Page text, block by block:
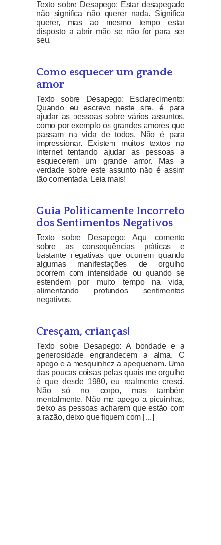
Texto sobre Desapego: Estar desapegado
não significa não querer nada. Significa
querer, mas ao mesmo tempo estar
disposto a abrir mão se não for para ser
seu.
Como esquecer um grande
amor
Texto sobre Desapego: Esclarecimento:
Quando eu escrevo neste site, é para
ajudar as pessoas sobre vários assuntos,
como por exemplo os grandes amores que
passam na vida de todos. Não é para
impressionar. Existem muitos textos na
internet tentando ajudar as pessoas a
esquecerem um grande amor. Mas a
verdade sobre este assunto não é assim
tão comentada. Leia mais!
Guia Politicamente Incorreto
dos Sentimentos Negativos
Texto sobre Desapego: Aqui comento
sobre as consequências práticas e
bastante negativas que ocorrem quando
algumas manifestações de orgulho
ocorrem com intensidade ou quando se
estendem por muito tempo na vida,
alimentando profundos sentimentos
negativos.
Cresçam, crianças!
Texto sobre Desapego: A bondade e a
generosidade engrandecem a alma. O
apego e a mesquinhez a apequenam. Uma
das poucas coisas pelas quais me orgulho
é que desde 1980, eu realmente cresci.
Não só no corpo, mas também
mentalmente. Não me apego a picuinhas,
deixo as pessoas acharem que estão com
a razão, deixo que fiquem com […]